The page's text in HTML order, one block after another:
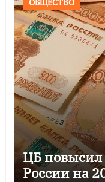
ЦБ повысил
России на